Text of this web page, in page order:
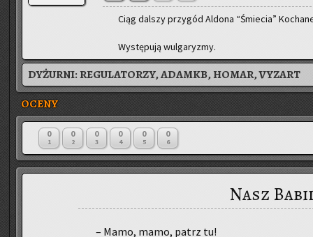
Ciąg dal­szy przy­gód Al­do­na “Śmie­cia”
Wy­stę­pu­ją wul­ga­ry­zmy.
DYŻURNI:REGULATORZY, ADAMKB, HOMAR, VYZART
OCENY
0
1
0
2
0
3
0
4
0
5
0
6
Nasz
– Mamo, mamo, patrz tu!